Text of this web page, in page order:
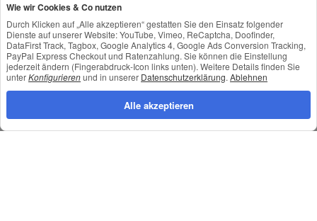
Newsletter Abonnieren
Datenschutz•Impressum
Wie wir Cookies & Co nutzen
Durch Klicken auf „Alle akzeptieren“ gestatten Sie den Einsatz folgender
Dienste auf unserer Website: YouTube, Vimeo, ReCaptcha, Doofinder,
DataFirst Track, Tagbox, Google Analytics 4, Google Ads Conversion Tracking,
PayPal Express Checkout und Ratenzahlung. Sie können die Einstellung
jederzeit ändern (Fingerabdruck-Icon links unten). Weitere Details finden Sie
unterKonfigurierenund in unserer Datenschutzerklärung. Ablehnen
Alle akzeptieren